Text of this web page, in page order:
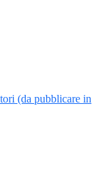
(da pubblicare in